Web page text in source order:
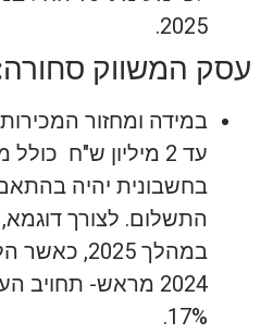
2025.
עסק המשווק
במידה ומחזור
עד 2 מיליון ש"ח
בחשבונית יהיה
התשלום. לצורך
במהלך
2024 מראש-
17%.